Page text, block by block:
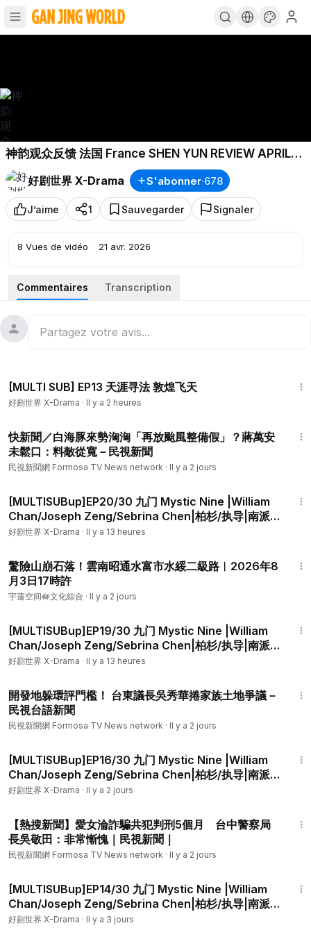
神韵观众反馈 法国 France SHEN YUN REVIEW APRIL
2026 P58
好剧世界 X-Drama
S'abonner·678
J’aime 1 Sauvegarder Signaler
8 Vues de vidéo · 21 avr. 2026
Commentaires Transcription
[MULTI SUB] EP13 天涯寻法 敦煌飞天
好剧世界 X-Drama · Il y a 2 heures
快新聞／白海豚來勢洶洶「再放颱風整備假」？蔣萬安
未鬆口：料敵從寬－民視新聞
民視新聞網 Formosa TV News network · Il y a 2 jours
[MULTISUBup]EP20/30 九门 Mystic Nine |William
Chan/Joseph Zeng/Sebrina Chen|柏杉/执导|南派
三叔编剧|陳偉霆/曾舜晞/陳瑤领衔主演|徐正溪 /李乃文/
好剧世界 X-Drama · Il y a 13 heures
驚險山崩石落！雲南昭通水富市‌水綏二級路︱2026年8
月3日17時許
宇蓮空间🪷文化綜合 · Il y a 2 jours
[MULTISUBup]EP19/30 九门 Mystic Nine |William
Chan/Joseph Zeng/Sebrina Chen|柏杉/执导|南派
三叔编剧|陳偉霆/曾舜晞/陳瑤领衔主演|徐正溪 /李乃文/
好剧世界 X-Drama · Il y a 13 heures
開發地躲環評門檻！ 台東議長吳秀華捲家族土地爭議－
民視台語新聞
民視新聞網 Formosa TV News network · Il y a 2 jours
[MULTISUBup]EP16/30 九门 Mystic Nine |William
Chan/Joseph Zeng/Sebrina Chen|柏杉/执导|南派
三叔编剧|陳偉霆/曾舜晞/陳瑤领衔主演|徐正溪 /李乃文/
好剧世界 X-Drama · Il y a 2 jours
【熱搜新聞】愛女淪詐騙共犯判刑5個月 台中警察局
長吳敬田：非常慚愧｜民視新聞｜
民視新聞網 Formosa TV News network · Il y a 2 jours
[MULTISUBup]EP14/30 九门 Mystic Nine |William
Chan/Joseph Zeng/Sebrina Chen|柏杉/执导|南派
三叔编剧|陳偉霆/曾舜晞/陳瑤领衔主演|徐正溪 /李乃文/
好剧世界 X-Drama · Il y a 3 jours